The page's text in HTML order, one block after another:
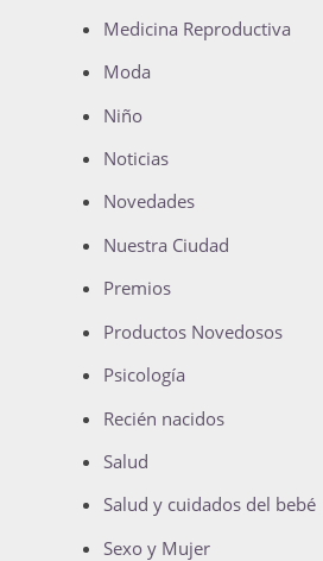
Medicina Reproductiva
Moda
Niño
Noticias
Novedades
Nuestra Ciudad
Premios
Productos Novedosos
Psicología
Recién nacidos
Salud
Salud y cuidados del bebé
Sexo y Mujer